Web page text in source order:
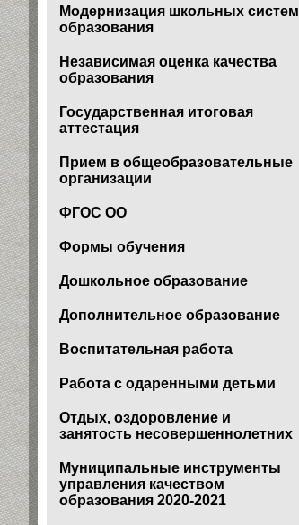
Модернизация школьных систем
образования
Независимая оценка качества
образования
Государственная итоговая
аттестация
Прием в общеобразовательные
организации
ФГОС ОО
Формы обучения
Дошкольное образование
Дополнительное образование
Воспитательная работа
Работа с одаренными детьми
Отдых, оздоровление и
занятость несовершеннолетних
Муниципальные инструменты
управления качеством
образования 2020-2021